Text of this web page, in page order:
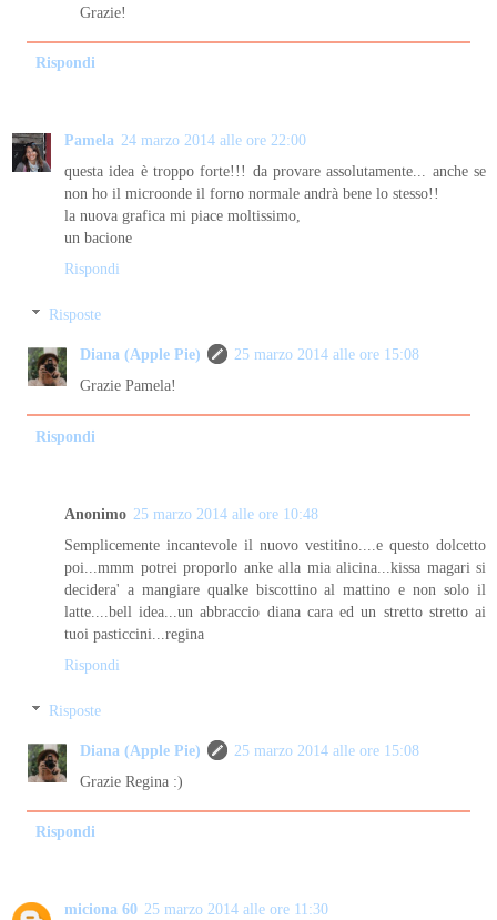
Grazie!
Rispondi
Pamela 24 marzo 2014 alle ore 22:00
questa idea è troppo forte!!! da provare assolutamente... anche se
non ho il microonde il forno normale andrà bene lo stesso!!
la nuova grafica mi piace moltissimo,
un bacione
Rispondi
Risposte
Diana (Apple Pie)
25 marzo 2014 alle ore 15:08
Grazie Pamela!
Rispondi
Anonimo 25 marzo 2014 alle ore 10:48
Semplicemente incantevole il nuovo vestitino....e questo dolcetto
poi...mmm potrei proporlo anke alla mia alicina...kissa magari si
decidera' a mangiare qualke biscottino al mattino e non solo il
latte....bell idea...un abbraccio diana cara ed un stretto stretto ai
tuoi pasticcini...regina
Rispondi
Risposte
Diana (Apple Pie)
25 marzo 2014 alle ore 15:08
Grazie Regina :)
Rispondi
miciona 60 25 marzo 2014 alle ore 11:30